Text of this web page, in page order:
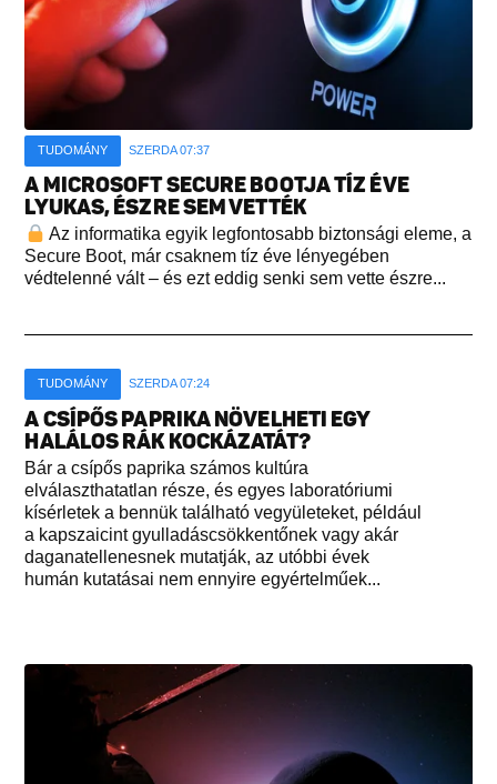
TUDOMÁNY SZERDA 07:37
A MICROSOFT SECURE BOOTJA TÍZ ÉVE
LYUKAS, ÉSZRE SEM VETTÉK
Az informatika egyik legfontosabb biztonsági eleme, a
Secure Boot, már csaknem tíz éve lényegében
védtelenné vált – és ezt eddig senki sem vette észre...
TUDOMÁNY SZERDA 07:24
A CSÍPŐS PAPRIKA NÖVELHETI EGY
HALÁLOS RÁK KOCKÁZATÁT?
Bár a csípős paprika számos kultúra
elválaszthatatlan része, és egyes laboratóriumi
kísérletek a bennük található vegyületeket, például
a kapszaicint gyulladáscsökkentőnek vagy akár
daganatellenesnek mutatják, az utóbbi évek
humán kutatásai nem ennyire egyértelműek...